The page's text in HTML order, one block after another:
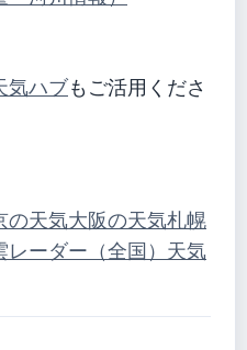
気ハブもご活用くださ
の天気大阪の天気札幌
レーダー（全国） 天気